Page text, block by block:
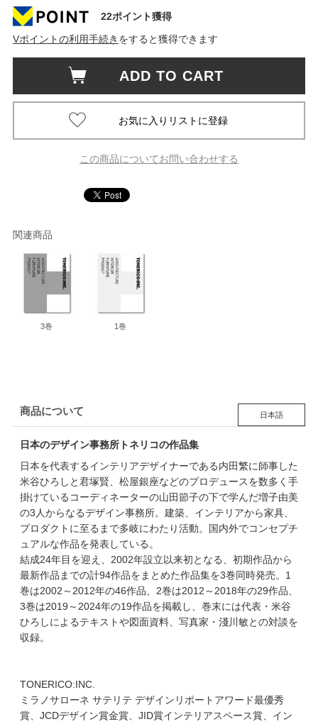
22ポイント獲得
Vポイントの利用手続き をすると獲得できます
ADD TO CART
この商品についてお問い合わせする
関連商品
3巻 1巻
商品について 日本語
日本のデザイン事務所トネリコの作品集
日本を代表するインテリアデザイナーである内田繁に師事した
米谷ひろしと君塚賢、松屋銀座などのプロデュースを数多く手
掛けているコーディネーターの山田節子の下で学んだ増子由美
の3人からなるデザイン事務所。建築、インテリアから家具、
プロダクトに至るまで多岐にわたり活動。国内外でコンセプチ
ュアルな作品を発表している。
結成24年目を迎え、2002年設立以来初となる、初期作品から
最新作品までの計94作品をまとめた作品集を3巻同時発売。1
巻は2002～2012年の46作品、2巻は2012～2018年の29作品、
3巻は2019～2024年の19作品を掲載し、巻末には代表・米谷
ひろしによるテキストや図面資料、写真家・淺川敏との対談を
収録。
TONERICO:INC.
ミラノサローネ サテリテ デザインリポートアワード最優秀
賞、JCDデザイン賞金賞、JID賞インテリアスペース賞、イン